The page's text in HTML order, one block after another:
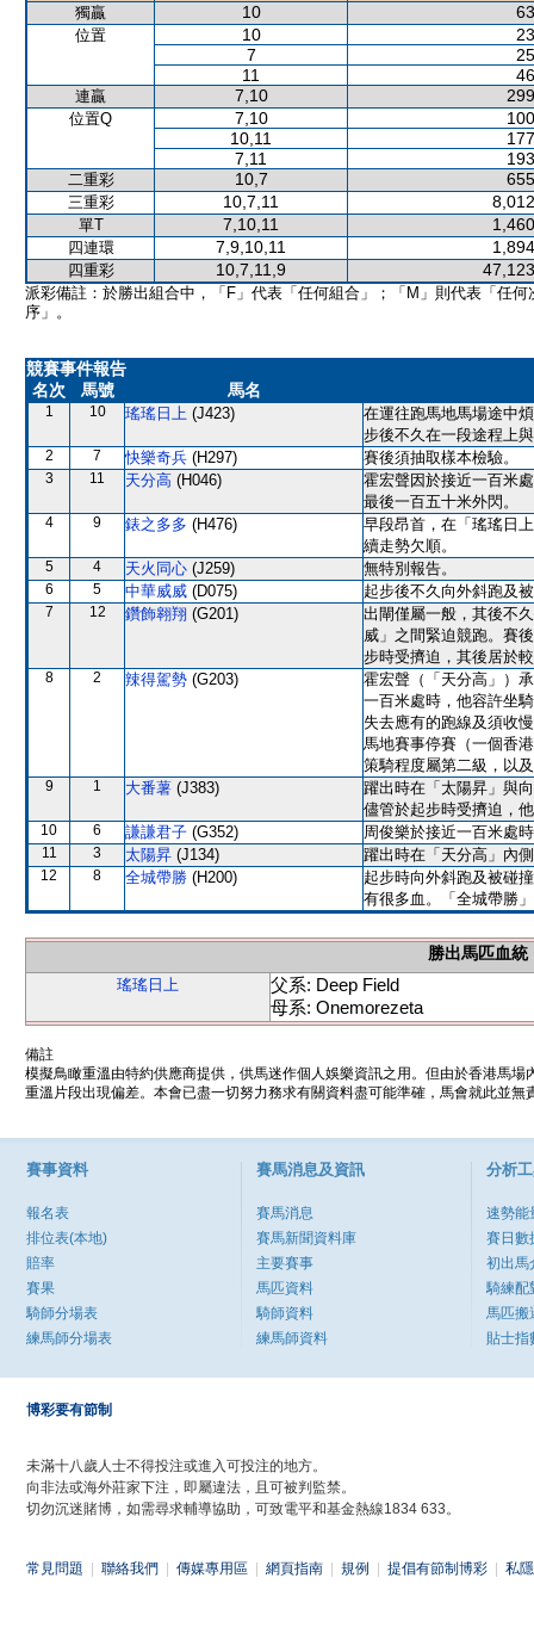
獨贏
10
位置 10
7
11
連贏 7,10
位置Q 7,10
10,11
7,11
二重彩 10,7
三重彩 10,7,11
單T 7,10,11
四連環 7,9,10,11
四重彩 10,7,11,9
派彩備註：於勝出組合中，「F」代表「任何組合」；「M」則代表「任何
序」。
競賽事件報告
名次
馬號 馬名
1 10 瑤瑤日上 (J423)
在運往跑馬地馬場途中
步後不久在一段途程上
2 7 快樂奇兵 (H297) 賽後須抽取樣本檢驗。
3 11 天分高 (H046)
霍宏聲因於接近一百米
最後一百五十米外閃。
4 9 錶之多多 (H476)
早段昂首，在「瑤瑤日
續走勢欠順。
5 4 天火同心 (J259) 無特別報告。
6 5 中華威威 (D075) 起步後不久向外斜跑及
7 12 鑽飾翱翔 (G201)
出閘僅屬一般，其後不
威」之間緊迫競跑。賽
步時受擠迫，其後居於
8 2 辣得駕勢 (G203)
霍宏聲（「天分高」）
一百米處時，他容許坐
失去應有的跑線及須收
馬地賽事停賽（一個香
策騎程度屬第二級，以
9 1 大番薯 (J383)
躍出時在「太陽昇」與
儘管於起步時受擠迫，
10 6 謙謙君子 (G352) 周俊樂於接近一百米處
11 3 太陽昇 (J134) 躍出時在「天分高」內
12 8 全城帶勝 (H200)
起步時向外斜跑及被碰
有很多血。「全城帶勝
勝出馬匹血統
瑤瑤日上
父系: Deep Field
母系: Onemorezeta
備註
模擬鳥瞰重溫由特約供應商提供，供馬迷作個人娛樂資訊之用。但由於香港馬
重溫片段出現偏差。本會已盡一切努力務求有關資料盡可能準確，馬會就此並
賽事資料
報名表
排位表(本地)
賠率
賽果
騎師分場表
練馬師分場表
賽馬消息及資訊
賽馬消息
賽馬新聞資料庫
主要賽事
馬匹資料
騎師資料
練馬師資料
分析
速勢能
賽日數
初出馬
騎練配
馬匹搬
貼士指
博彩要有節制
未滿十八歲人士不得投注或進入可投注的地方。
向非法或海外莊家下注，即屬違法，且可被判監禁。
切勿沉迷賭博，如需尋求輔導協助，可致電平和基金熱線1834 633。
常見問題 聯絡我們 傳媒專用區 網頁指南 規例 提倡有節制博彩 私